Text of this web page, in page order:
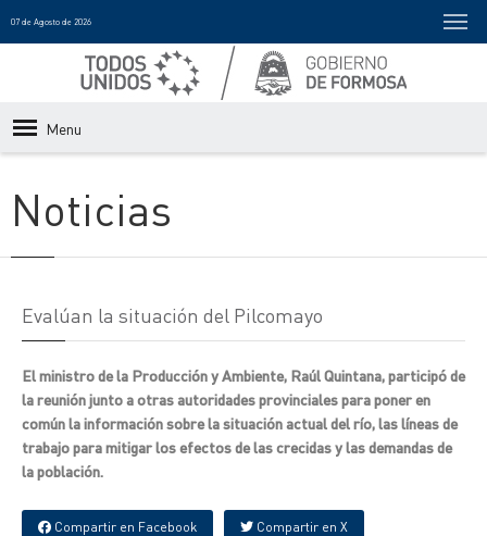
07 de Agosto de 2026
Menu
Noticias
Evalúan la situación del Pilcomayo
El ministro de la Producción y Ambiente, Raúl Quintana, participó de
la reunión junto a otras autoridades provinciales para poner en
común la información sobre la situación actual del río, las líneas de
trabajo para mitigar los efectos de las crecidas y las demandas de
la población.
Compartir en Facebook Compartir en X